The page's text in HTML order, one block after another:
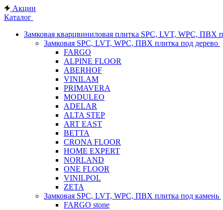
Акции
Каталог
Замковая кварцвиниловая плитка SPC, LVT, WPC, ПВХ
Замковая SPC, LVT, WPC, ПВХ плитка под дерево
FARGO
ALPINE FLOOR
ABERHOF
VINILAM
PRIMAVERA
MODULEO
ADELAR
ALTA STEP
ART EAST
BETTA
CRONA FLOOR
HOME EXPERT
NORLAND
ONE FLOOR
VINILPOL
ZETA
Замковая SPC, LVT, WPC, ПВХ плитка под камень
FARGO stone